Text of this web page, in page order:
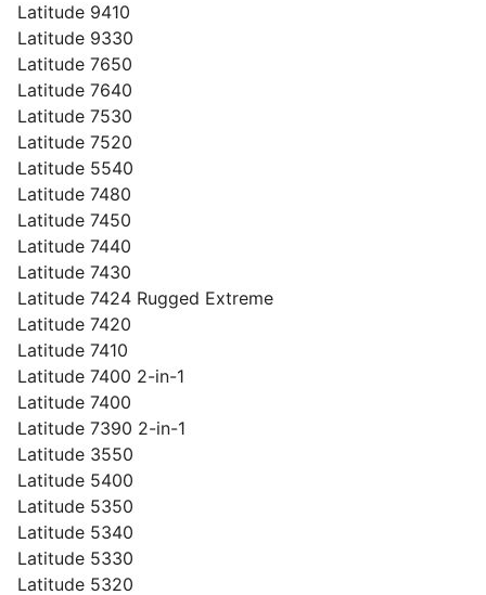
Latitude 9410
Latitude 9330
Latitude 7650
Latitude 7640
Latitude 7530
Latitude 7520
Latitude 5540
Latitude 7480
Latitude 7450
Latitude 7440
Latitude 7430
Latitude 7424 Rugged Extreme
Latitude 7420
Latitude 7410
Latitude 7400 2-in-1
Latitude 7400
Latitude 7390 2-in-1
Latitude 3550
Latitude 5400
Latitude 5350
Latitude 5340
Latitude 5330
Latitude 5320